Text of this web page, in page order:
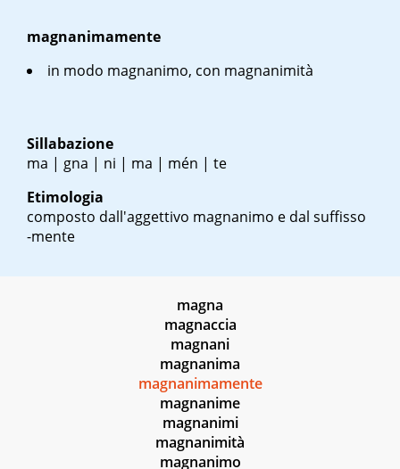
magnanimamente
in modo magnanimo, con magnanimità
Sillabazione
ma | gna | ni | ma | mén | te
Etimologia
composto dall'aggettivo magnanimo e dal suffisso
-mente
magna
magnaccia
magnani
magnanima
magnanimamente
magnanime
magnanimi
magnanimità
magnanimo